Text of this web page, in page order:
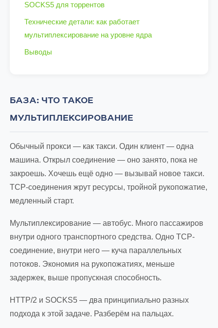
SOCKS5 для торрентов
Технические детали: как работает
мультиплексирование на уровне ядра
Выводы
БАЗА: ЧТО ТАКОЕ
МУЛЬТИПЛЕКСИРОВАНИЕ
Обычный прокси — как такси. Один клиент — одна
машина. Открыл соединение — оно занято, пока не
закроешь. Хочешь ещё одно — вызывай новое такси.
TCP-соединения жрут ресурсы, тройной рукопожатие,
медленный старт.
Мультиплексирование — автобус. Много пассажиров
внутри одного транспортного средства. Одно TCP-
соединение, внутри него — куча параллельных
потоков. Экономия на рукопожатиях, меньше
задержек, выше пропускная способность.
HTTP/2 и SOCKS5 — два принципиально разных
подхода к этой задаче. Разберём на пальцах.